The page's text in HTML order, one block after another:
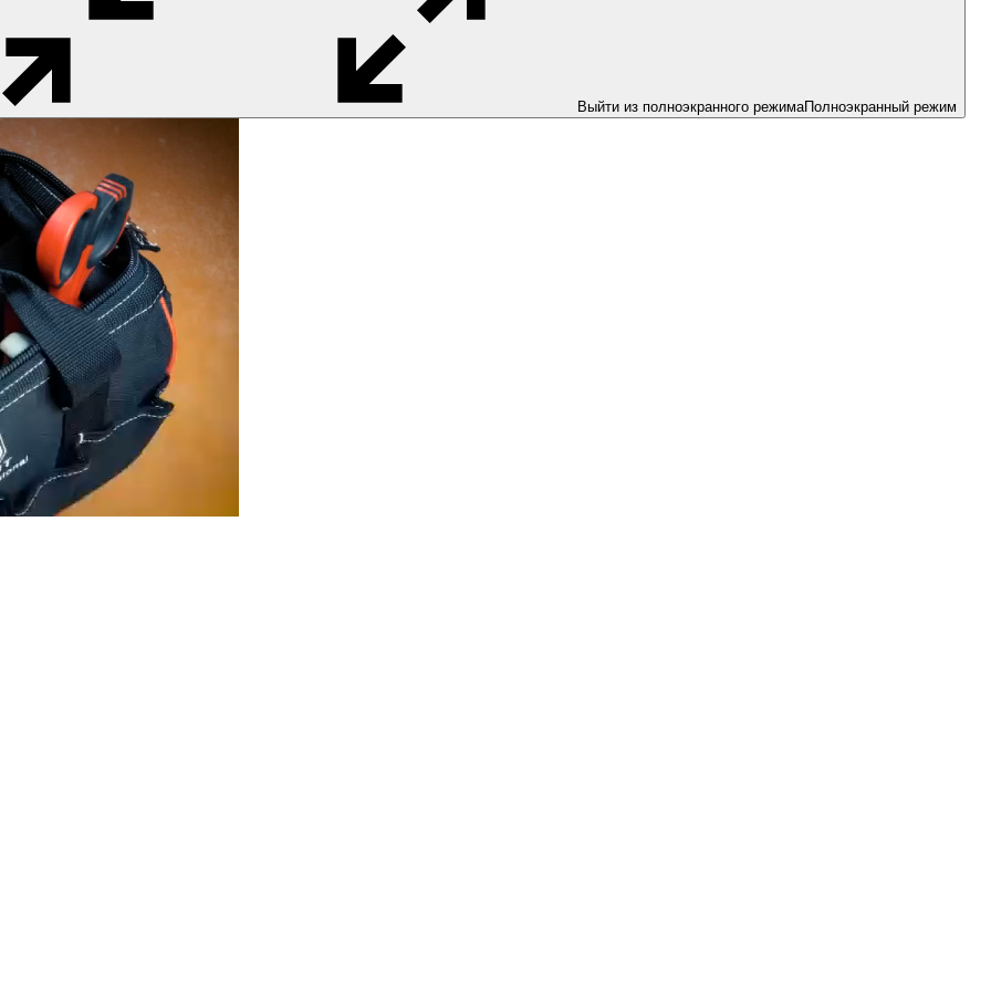
Выйти из полноэкранного режимаПолноэкранный режим